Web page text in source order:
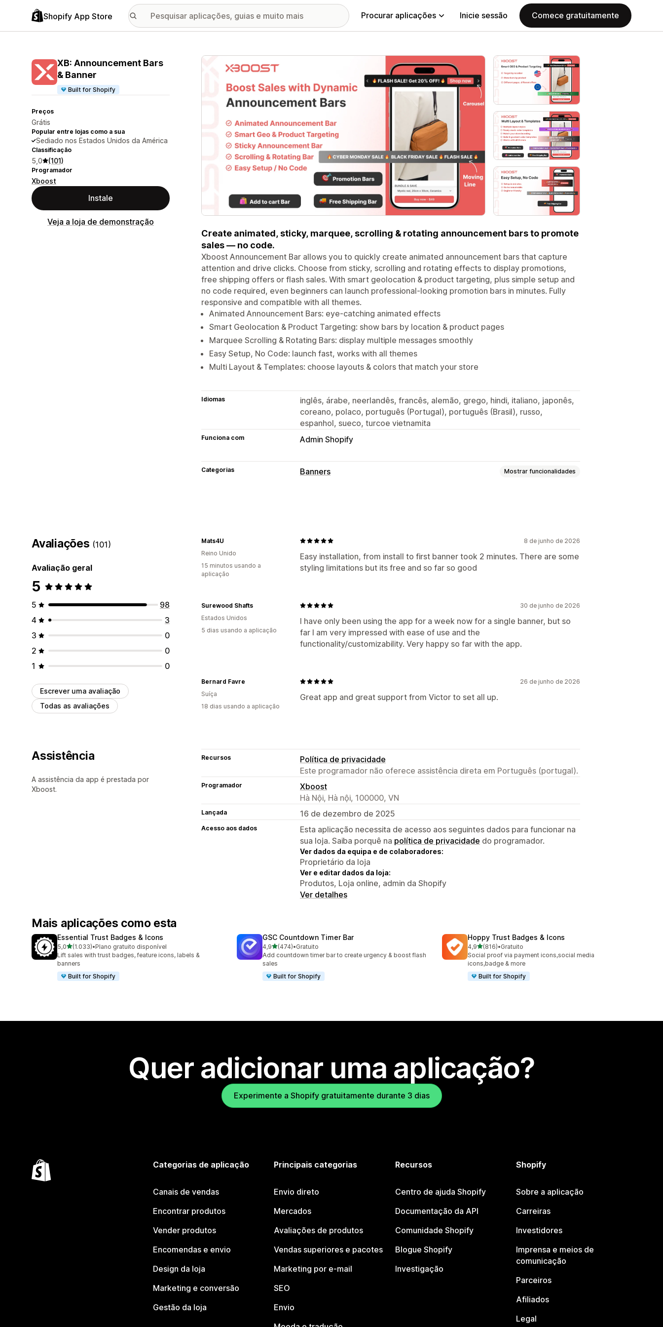
Shopify App Store Procurar aplicações Inicie sessão Comece gratuitamente
XB: Announcement Bars
& Banner
Built for Shopify
Preços
Grátis
Popular entre lojas como a sua
Sediado nos Estados Unidos da América
Classificação
5,0 (101)
Programador
Xboost
Instale
Veja a loja de demonstração
Galeria de imagens em destaque
Create animated, sticky, marquee, scrolling & rotating announcement bars to promote
sales — no code.
Xboost Announcement Bar allows you to quickly create animated announcement bars that capture
attention and drive clicks. Choose from sticky, scrolling and rotating effects to display promotions,
free shipping offers or flash sales. With smart geolocation & product targeting, plus simple setup and
no code required, even beginners can launch professional-looking promotion bars in minutes. Fully
responsive and compatible with all themes.
Animated Announcement Bars: eye-catching animated effects
Smart Geolocation & Product Targeting: show bars by location & product pages
Marquee Scrolling & Rotating Bars: display multiple messages smoothly
Easy Setup, No Code: launch fast, works with all themes
Multi Layout & Templates: choose layouts & colors that match your store
Idiomas
inglês, árabe, neerlandês, francês, alemão, grego, hindi, italiano, japonês,
coreano, polaco, português (Portugal), português (Brasil), russo,
espanhol, sueco, turcoe vietnamita
Funciona com Admin Shopify
Categorias Banners Mostrar funcionalidades
Personalização
Posição do banner Animações Exibição fixa Ligações e botões Fundos
Cor e tipo de letra CSS personalizado Emojis
Avaliações (101)
Avaliação geral
5
5
98
4
3
3
0
2
0
1
0
Escrever uma avaliação
Todas as avaliações
8 de junho de 2026
Easy installation, from install to first banner took 2 minutes. There are some
styling limitations but its free and so far so good
Mats4U
Reino Unido
15 minutos usando a
aplicação
30 de junho de 2026
I have only been using the app for a week now for a single banner, but so
far I am very impressed with ease of use and the
functionality/customizability. Very happy so far with the app.
Surewood Shafts
Estados Unidos
5 dias usando a aplicação
26 de junho de 2026
Great app and great support from Victor to set all up.
Bernard Favre
Suíça
18 dias usando a aplicação
Assistência
A assistência da app é prestada por
Xboost.
Recursos
Política de privacidade
Este programador não oferece assistência direta em Português (portugal).
Programador
Xboost
Hà Nội, Hà nội, 100000, VN
Lançada 16 de dezembro de 2025
Acesso aos dados
Esta aplicação necessita de acesso aos seguintes dados para funcionar na
sua loja. Saiba porquê na política de privacidade do programador.
Ver dados da equipa e de colaboradores:
Proprietário da loja
Ver e editar dados da loja:
Produtos, Loja online, admin da Shopify
Ver detalhes
Mais aplicações como esta
Essential Trust Badges & Icons
5,0de 5 estrelas
(1.033)
1033 total de avaliações
•Plano gratuito disponível
Lift sales with trust badges, feature icons, labels &
banners
Built for Shopify
GSC Countdown Timer Bar
4,9de 5 estrelas
(474)
474 total de avaliações
•Gratuito
Add countdown timer bar to create urgency & boost flash
sales
Built for Shopify
Hoppy Trust Badges & Icons
4,9de 5 estrelas
(816)
816 total de avaliações
•Gratuito
Social proof via payment icons,social media
icons,badge & more
Built for Shopify
Quer adicionar uma aplicação?
Experimente a Shopify gratuitamente durante 3 dias
Categorias de aplicação
Canais de vendas
Encontrar produtos
Vender produtos
Encomendas e envio
Design da loja
Marketing e conversão
Gestão da loja
Principais categorias
Envio direto
Mercados
Avaliações de produtos
Vendas superiores e pacotes
Marketing por e-mail
SEO
Envio
Recursos
Centro de ajuda Shopify
Documentação da API
Comunidade Shopify
Blogue Shopify
Investigação
Shopify
Sobre a aplicação
Carreiras
Investidores
Imprensa e meios de
comunicação
Parceiros
Afiliados
Legal